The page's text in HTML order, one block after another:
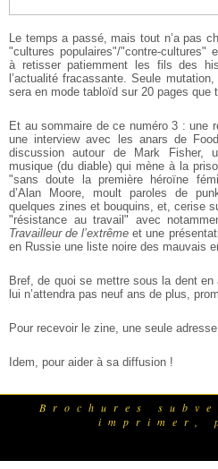
Le temps a passé, mais tout n’a pas
"cultures populaires"/"contre-cultures"
à retisser patiemment les fils des
l’actualité fracassante. Seule
sera en mode tabloïd sur 20 pages que
Et au sommaire de ce numéro 3 : une
une interview avec les anars de
discussion autour de Mark Fisher,
musique (du diable) qui mène à la
"sans doute la première héroïne
d’Alan Moore, moult paroles de
quelques zines et bouquins, et, cerise
"résistance au travail" avec
Travailleur de l’extrême et une
en Russie une liste noire des mauvais
Bref, de quoi se mettre sous la dent
lui n’attendra pas neuf ans de plus,
Pour recevoir le zine, une seule
Idem, pour aider à sa diffusion !
Brochures
imprimer,